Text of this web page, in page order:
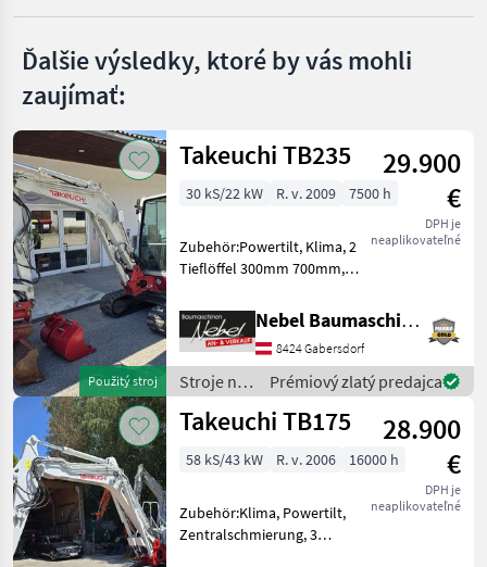
predajcov inzeráty
Ďalšie výsledky, ktoré by vás mohli
zaujímať:
Použitý stroj
Takeuchi TB235
29.900
€
DPH je
neaplikovateľné
30 kS/22 kW R. v. 2009 7500 h
Zubehör:Powertilt, Klima, 2
Tieflöffel 300mm 700mm,
1200mm.Hydraulikpumpe
wurde bei
7000Std.Erneuert. Stroje na
stavbu mini bager
Nebel Baumaschinen
8424 Gabersdorf
Stroje na
stavbu /
Takeuchi
Prémiový zlatý predajca
Takeuchi TB175
28.900
€
DPH je
neaplikovateľné
58 kS/43 kW R. v. 2006 16000 h
Zubehör:Klima, Powertilt,
Zentralschmierung, 3